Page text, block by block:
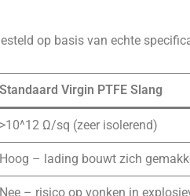
op basis van echte
Standaard Virgin PTFE Slang
>10^12 Ω/sq (zeer isolerend)
Hoog – lading bouwt zich
Nee – risico op vonken in